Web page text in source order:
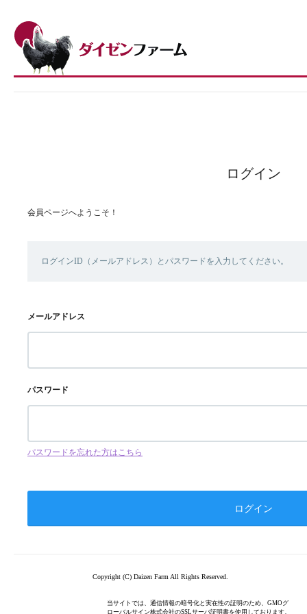
ログイン
会員ページへようこそ！
ログインID（メールアドレス）とパスワードを入力してください。
メールアドレス
パスワード
パスワードを忘れた方はこちら
Copyright (C) Daizen Farm All Rights Reserved.
当サイトでは、通信情報の暗号化と実在性の証明のため、GMOグ
ローバルサイン株式会社のSSLサーバ証明書を使用しております。